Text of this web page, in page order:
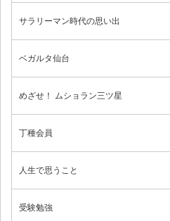
サラリーマン時代の思い出
ベガルタ仙台
めざせ！ ムショラン三ツ星
丁種会員
人生で思うこと
受験勉強